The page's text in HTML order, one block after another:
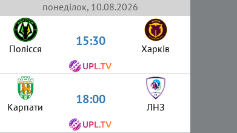
понеділок, 10.08.2026
Полісся 15:30 Харків
Карпати 18:00 ЛНЗ